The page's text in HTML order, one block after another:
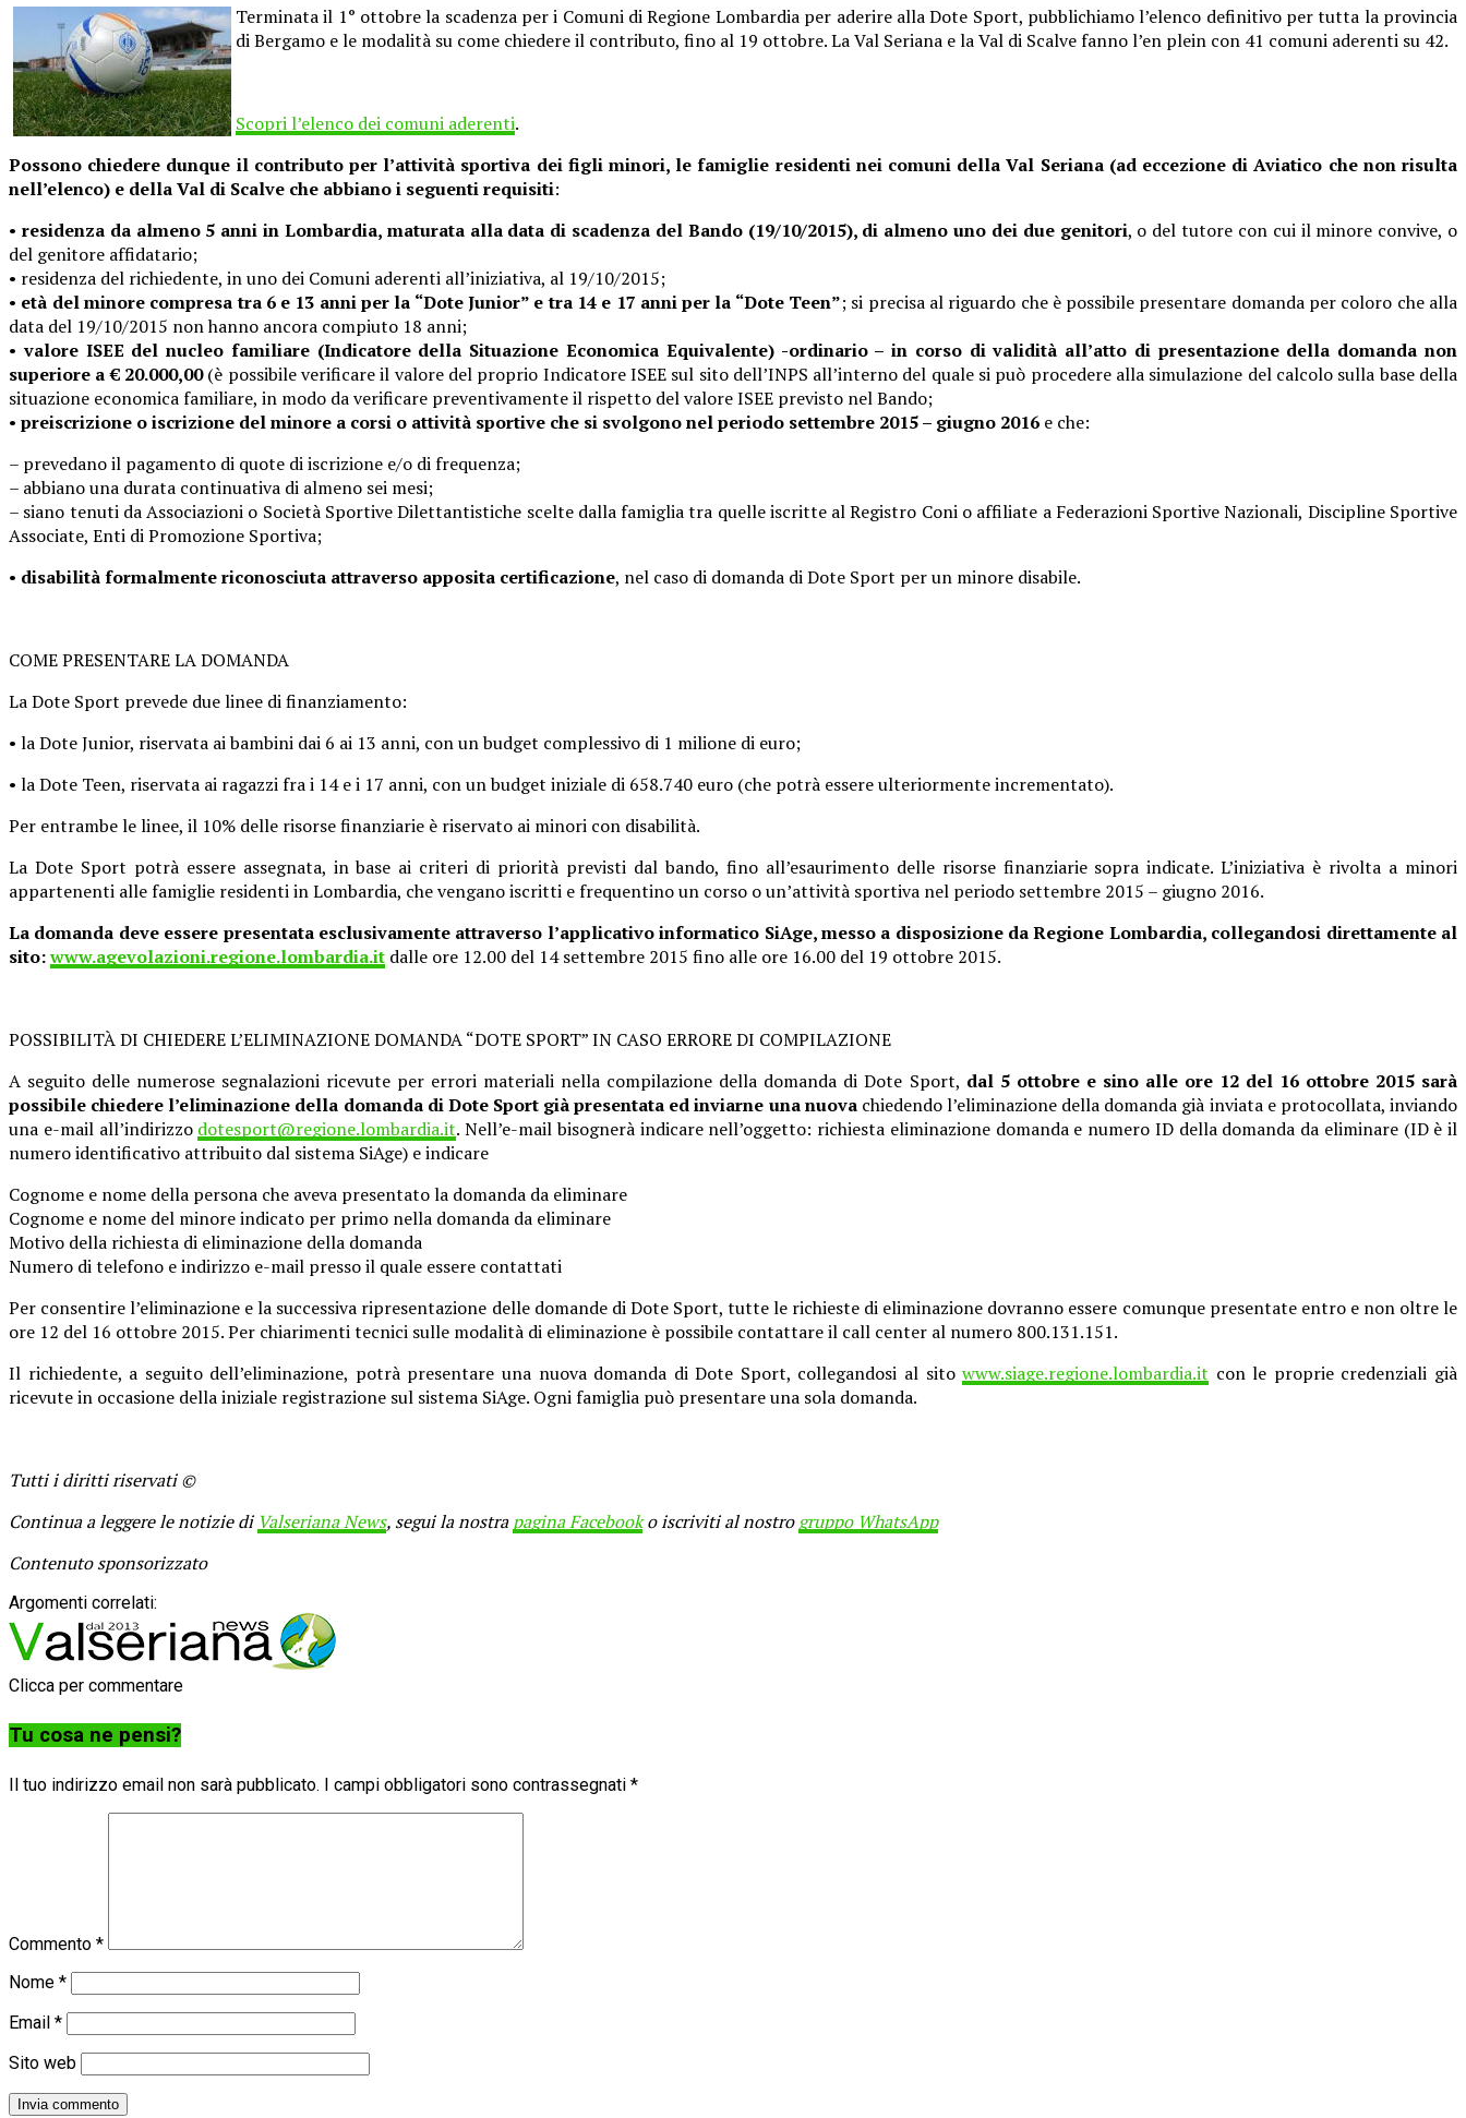
Terminata il 1° ottobre la scadenza per i Comuni di Regione Lombardia per aderire alla Dote Sport, pubblichiamo l’elenco definitivo per tutta la provincia
di Bergamo e le modalità su come chiedere il contributo, fino al 19 ottobre. La Val Seriana e la Val di Scalve fanno l’en plein con 41 comuni aderenti su 42.
Scopri l’elenco dei comuni aderenti.
Possono chiedere dunque il contributo per l’attività sportiva dei figli minori, le famiglie residenti nei comuni della Val Seriana (ad eccezione di Aviatico che non risulta
nell’elenco) e della Val di Scalve che abbiano i seguenti requisiti:
• residenza da almeno 5 anni in Lombardia, maturata alla data di scadenza del Bando (19/10/2015), di almeno uno dei due genitori, o del tutore con cui il minore convive, o
del genitore affidatario;
• residenza del richiedente, in uno dei Comuni aderenti all’iniziativa, al 19/10/2015;
• età del minore compresa tra 6 e 13 anni per la “Dote Junior” e tra 14 e 17 anni per la “Dote Teen”; si precisa al riguardo che è possibile presentare domanda per coloro che alla
data del 19/10/2015 non hanno ancora compiuto 18 anni;
•valore ISEE del nucleo familiare (Indicatore della Situazione Economica Equivalente) -ordinario – in corso di validità all’atto di presentazione della domanda non
superiore a € 20.000,00(è possibile verificare il valore del proprio Indicatore ISEE sul sito dell’INPS all’interno del quale si può procedere alla simulazione del calcolo sulla base della
situazione economica familiare, in modo da verificare preventivamente il rispetto del valore ISEE previsto nel Bando;
• preiscrizione o iscrizione del minore a corsi o attività sportive che si svolgono nel periodo settembre 2015 – giugno 2016 e che:
– prevedano il pagamento di quote di iscrizione e/o di frequenza;
– abbiano una durata continuativa di almeno sei mesi;
– siano tenuti da Associazioni o Società Sportive Dilettantistiche scelte dalla famiglia tra quelle iscritte al Registro Coni o affiliate a Federazioni Sportive Nazionali, Discipline Sportive
Associate, Enti di Promozione Sportiva;
• disabilità formalmente riconosciuta attraverso apposita certificazione, nel caso di domanda di Dote Sport per un minore disabile.
COME PRESENTARE LA DOMANDA
La Dote Sport prevede due linee di finanziamento:
• la Dote Junior, riservata ai bambini dai 6 ai 13 anni, con un budget complessivo di 1 milione di euro;
• la Dote Teen, riservata ai ragazzi fra i 14 e i 17 anni, con un budget iniziale di 658.740 euro (che potrà essere ulteriormente incrementato).
Per entrambe le linee, il 10% delle risorse finanziarie è riservato ai minori con disabilità.
La Dote Sport potrà essere assegnata, in base ai criteri di priorità previsti dal bando, fino all’esaurimento delle risorse finanziarie sopra indicate. L’iniziativa è rivolta a minori
appartenenti alle famiglie residenti in Lombardia, che vengano iscritti e frequentino un corso o un’attività sportiva nel periodo settembre 2015 – giugno 2016.
La domanda deve essere presentata esclusivamente attraverso l’applicativo informatico SiAge, messo a disposizione da Regione Lombardia, collegandosi direttamente al
sito:www.agevolazioni.regione.lombardia.it dalle ore 12.00 del 14 settembre 2015 fino alle ore 16.00 del 19 ottobre 2015.
POSSIBILITÀ DI CHIEDERE L’ELIMINAZIONE DOMANDA “DOTE SPORT” IN CASO ERRORE DI COMPILAZIONE
A seguito delle numerose segnalazioni ricevute per errori materiali nella compilazione della domanda di Dote Sport, dal 5 ottobre e sino alle ore 12 del 16 ottobre 2015 sarà
possibile chiedere l’eliminazione della domanda di Dote Sport già presentata ed inviarne una nuovachiedendo l’eliminazione della domanda già inviata e protocollata, inviando
una e-mail all’indirizzo dotesport@regione.lombardia.it. Nell’e-mail bisognerà indicare nell’oggetto: richiesta eliminazione domanda e numero ID della domanda da eliminare (ID è il
numero identificativo attribuito dal sistema SiAge) e indicare
Cognome e nome della persona che aveva presentato la domanda da eliminare
Cognome e nome del minore indicato per primo nella domanda da eliminare
Motivo della richiesta di eliminazione della domanda
Numero di telefono e indirizzo e-mail presso il quale essere contattati
Per consentire l’eliminazione e la successiva ripresentazione delle domande di Dote Sport, tutte le richieste di eliminazione dovranno essere comunque presentate entro e non oltre le
ore 12 del 16 ottobre 2015. Per chiarimenti tecnici sulle modalità di eliminazione è possibile contattare il call center al numero 800.131.151.
Il richiedente, a seguito dell’eliminazione, potrà presentare una nuova domanda di Dote Sport, collegandosi al sitowww.siage.regione.lombardia.it con le proprie credenziali già
ricevute in occasione della iniziale registrazione sul sistema SiAge. Ogni famiglia può presentare una sola domanda.
Tutti i diritti riservati ©
Continua a leggere le notizie di Valseriana News, segui la nostrapagina Facebooko iscriviti al nostrogruppo WhatsApp
Contenuto sponsorizzato
Argomenti correlati:
Clicca per commentare
Tu cosa ne pensi?
Il tuo indirizzo email non sarà pubblicato. I campi obbligatori sono contrassegnati *
Commento *
Nome *
Email *
Sito web